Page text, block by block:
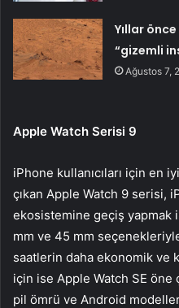
Yıllar
“gizemli
Ağustos 7,
Apple Watch Serisi 9
iPhone kullanıcıları için en
çıkan Apple Watch 9 serisi,
ekosistemine geçiş
mm ve 45 mm
saatlerin daha ekonomik ve
için ise Apple Watch SE öne
pil ömrü ve Android